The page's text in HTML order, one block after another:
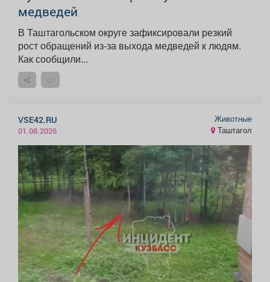
медведей
В Таштагольском округе зафиксировали резкий
рост обращений из-за выхода медведей к людям.
Как сообщили...
VSE42.RU
01.08.2026
Животные
Таштагол